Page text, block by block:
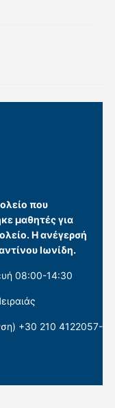
που
μαθητές για
Η ανέγερσή
Ιωνίδη.
08:00-14:30
+30 210 4122057-